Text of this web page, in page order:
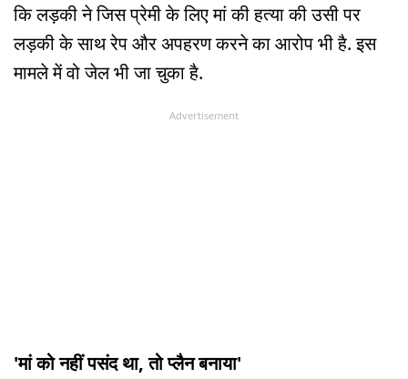
कि लड़की ने जिस प्रेमी के लिए मां की हत्या की उसी पर
लड़की के साथ रेप और अपहरण करने का आरोप भी है. इस
मामले में वो जेल भी जा चुका है.
Advertisement
'मां को नहीं पसंद था, तो प्लैन बनाया'